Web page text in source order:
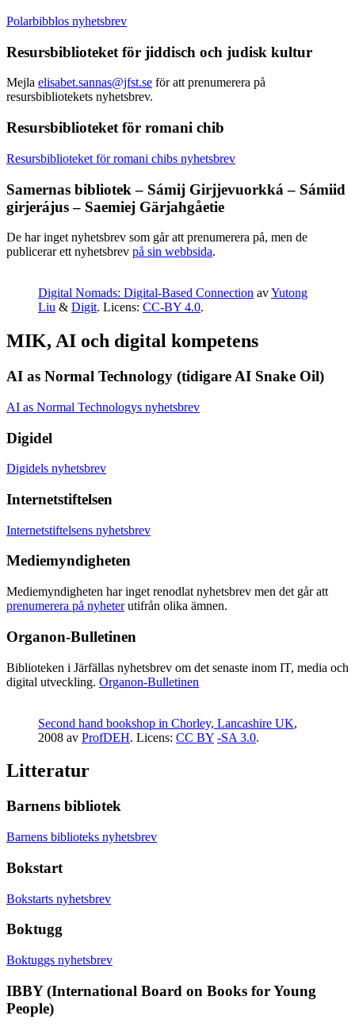
Polarbibblos nyhetsbrev
Resursbiblioteket för jiddisch och judisk kultur
Mejla elisabet.sannas@jfst.se för att prenumerera på
resursbibliotekets nyhetsbrev.
Resursbiblioteket för romani chib
Resursbiblioteket för romani chibs nyhetsbrev
Samernas bibliotek – Sámij Girjjevuorkká – Sámiid
girjerájus – Saemiej Gärjahgåetie
De har inget nyhetsbrev som går att prenumerera på, men de
publicerar ett nyhetsbrev på sin webbsida.
Digital Nomads: Digital-Based Connection avYutong
Liu & Digit. Licens: CC-BY 4.0.
MIK, AI och digital kompetens
AI as Normal Technology (tidigare AI Snake Oil)
AI as Normal Technologys nyhetsbrev
Digidel
Digidels nyhetsbrev
Internetstiftelsen
Internetstiftelsens nyhetsbrev
Mediemyndigheten
Mediemyndigheten har inget renodlat nyhetsbrev men det går att
prenumerera på nyheterutifrån olika ämnen.
Organon-Bulletinen
Biblioteken i Järfällas nyhetsbrev om det senaste inom IT, media och
digital utveckling. Organon-Bulletinen
Second hand bookshop in Chorley, Lancashire UK,
2008 av ProfDEH. Licens: CC BY -SA 3.0.
Litteratur
Barnens bibliotek
Barnens biblioteks nyhetsbrev
Bokstart
Bokstarts nyhetsbrev
Boktugg
Boktuggs nyhetsbrev
IBBY (International Board on Books for Young
People)